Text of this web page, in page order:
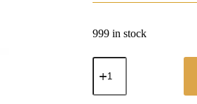
999 in stock
Drill
Bit
sdsplus